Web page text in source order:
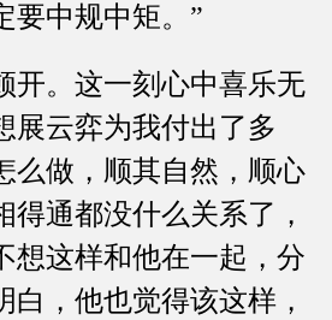
要中规中矩。”
。这一刻心中喜乐无
展云弈为我付出了多
么做，顺其自然，顺心
得通都没什么关系了，
想这样和他在一起，分
白，他也觉得该这样，